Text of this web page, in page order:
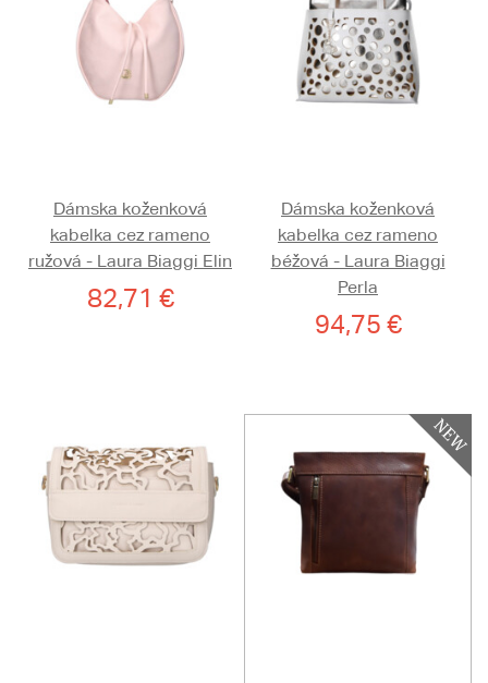
Dámska koženková
kabelka cez rameno
ružová - Laura Biaggi Elin
82,71 €
Dámska koženková
kabelka cez rameno
béžová - Laura Biaggi
Perla
94,75 €